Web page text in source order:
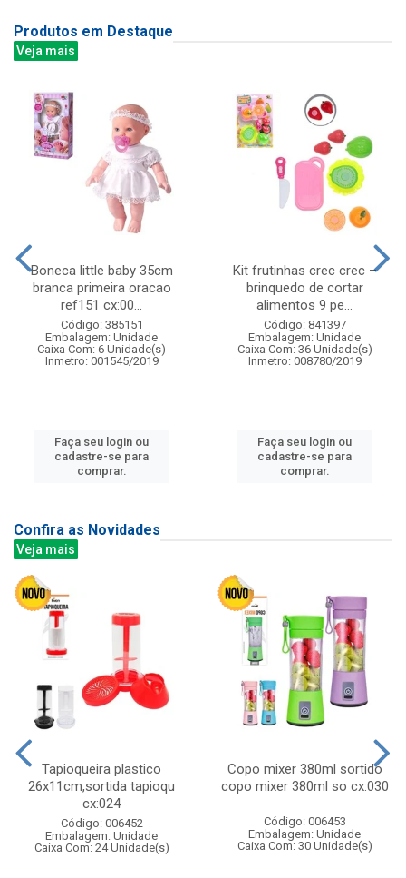
Produtos em Destaque
Veja mais
Boneca little baby 35cm
branca primeira oracao
ref151 cx:00...
Código: 385151
Embalagem: Unidade
Caixa Com: 6 Unidade(s)
Inmetro: 001545/2019
Faça seu login ou
cadastre-se para
comprar.
Kit frutinhas crec crec –
brinquedo de cortar
alimentos 9 pe...
Código: 841397
Embalagem: Unidade
Caixa Com: 36 Unidade(s)
Inmetro: 008780/2019
Faça seu login ou
cadastre-se para
comprar.
Confira as Novidades
Veja mais
Tapioqueira plastico
26x11cm,sortida tapioqu
cx:024
Código: 006452
Embalagem: Unidade
Caixa Com: 24 Unidade(s)
Copo mixer 380ml sortido
copo mixer 380ml so cx:030
Código: 006453
Embalagem: Unidade
Caixa Com: 30 Unidade(s)